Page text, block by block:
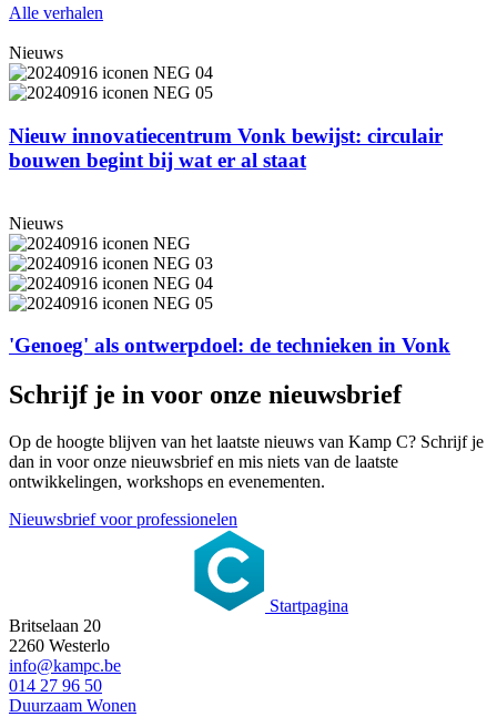
Alle verhalen
Nieuws
Nieuw in­no­va­tie­cen­trum Vonk bewijst: circulair
bouwen begint bij wat er al staat
Nieuws
'Genoeg' als ontwerpdoel: de technieken in Vonk
Schrijf je in voor onze nieuwsbrief
Op de hoogte blijven van het laatste nieuws van Kamp C? Schrijf je
dan in voor onze nieuwsbrief en mis niets van de laatste
ontwikkelingen, workshops en evenementen.
Nieuwsbrief voor professionelen
Startpagina
Britselaan 20
2260 Westerlo
info@kampc.be
014 27 96 50
Duurzaam Wonen